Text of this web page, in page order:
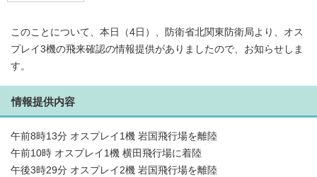
このことについて、本日（4日）、防衛省北関東防衛局より、オス
プレイ3機の飛来確認の情報提供がありましたので、お知らせしま
す。
情報提供内容
午前8時13分 オスプレイ1機 岩国飛行場を離陸
午前10時 オスプレイ1機 横田飛行場に着陸
午後3時29分 オスプレイ2機 岩国飛行場を離陸